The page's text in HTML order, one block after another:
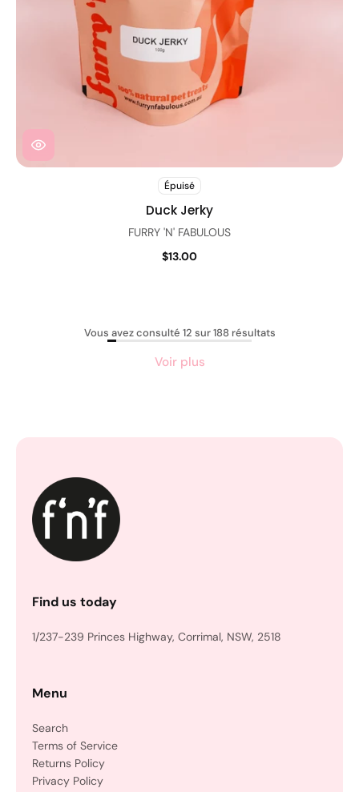
Épuisé
Duck Jerky
FURRY 'N' FABULOUS
$13.00
Vous avez consulté 12 sur 188 résultats
Voir plus
Find us today
1/237-239 Princes Highway, Corrimal, NSW, 2518
Menu
Search
Terms of Service
Returns Policy
Privacy Policy